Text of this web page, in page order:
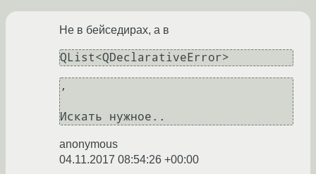
Не в бейседирах, а в
QList<QDeclarativeError>
,
Искать нужное..
anonymous
04.11.2017 08:54:26 +00:00